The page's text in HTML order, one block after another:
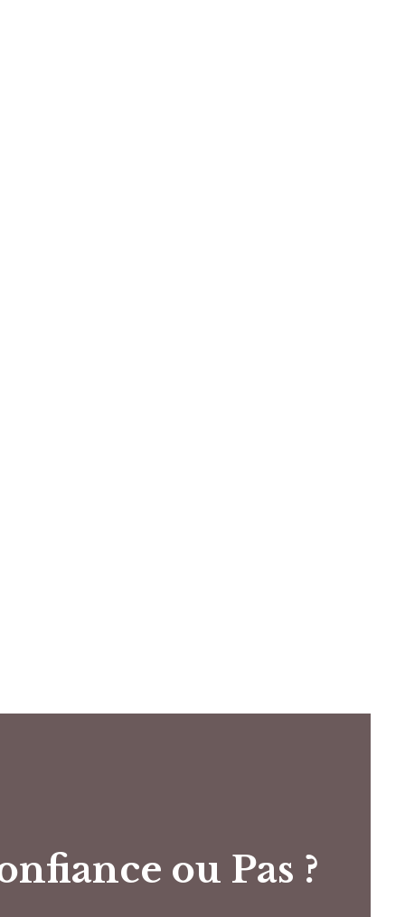
ou Pas ?